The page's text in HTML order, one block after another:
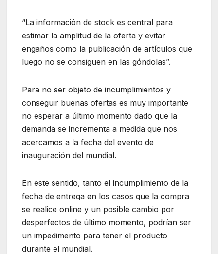
“La información de stock es central para
estimar la amplitud de la oferta y evitar
engaños como la publicación de artículos que
luego no se consiguen en las góndolas”.
Para no ser objeto de incumplimientos y
conseguir buenas ofertas es muy importante
no esperar a último momento dado que la
demanda se incrementa a medida que nos
acercamos a la fecha del evento de
inauguración del mundial.
En este sentido, tanto el incumplimiento de la
fecha de entrega en los casos que la compra
se realice online y un posible cambio por
desperfectos de último momento, podrían ser
un impedimento para tener el producto
durante el mundial.